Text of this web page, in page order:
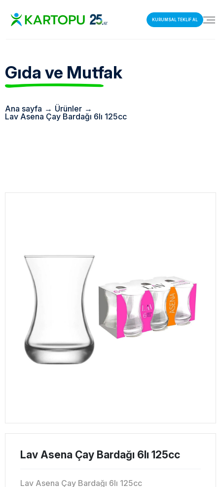
KURUMSAL TEKLİF AL
Gıda ve Mutfak
Ana sayfa → Ürünler →
Lav Asena Çay Bardağı 6lı 125cc
Lav Asena Çay Bardağı 6lı 125cc
Lav Asena Çay Bardağı 6lı 125cc